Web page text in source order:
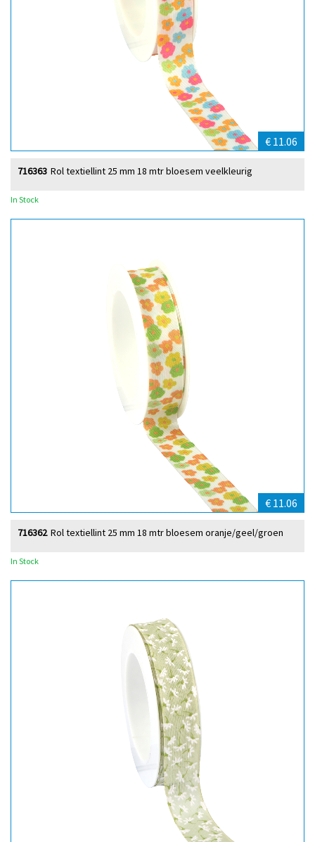
€ 11.06
Rol textiellint 25 mm 18 mtr bloesem veelkleurig
716363
In Stock
€ 11.06
Rol textiellint 25 mm 18 mtr bloesem oranje/geel/groen
716362
In Stock